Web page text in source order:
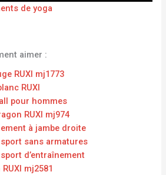
de yoga
aimer :
RUXI mj1773
RUXI
pour hommes
RUXI mj974
à jambe droite
sans armatures
d’entraînement
mj2581